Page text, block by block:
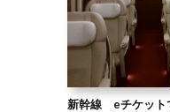
新幹線 eチケット